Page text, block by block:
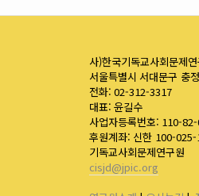
사)한국기독교사회문제
서울특별시 서대문구 충
전화: 02-312-3317
대표: 윤길수
사업자등록번호: 110-
후원계좌: 신한 100-
기독교사회문제연구원
cisjd@jpic.org